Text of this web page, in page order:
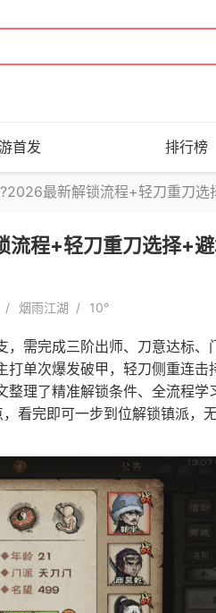
首发 排行榜
最新解锁流程+轻刀重刀选
流程+轻刀重刀选择+
烟雨江湖 10°
，需完成三阶出师、刀意达标、
打单次爆发破甲，轻刀侧重连击
整理了精准解锁条件、全流程学
看完即可一步到位解锁镇派，